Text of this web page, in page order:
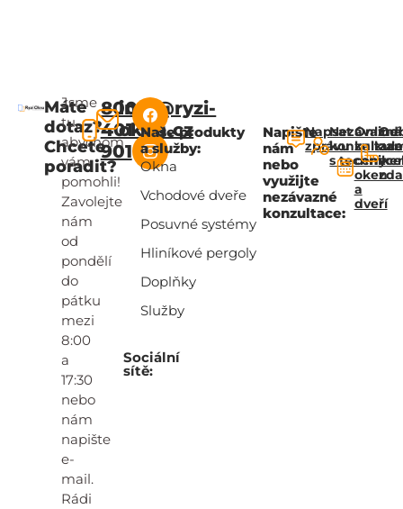
Máte
dotaz?
Chcete
poradit?
Jsme
tu,
abychom
vám
pomohli!
Zavolejte
nám
od
pondělí
do
pátku
mezi
8:00
a
17:30
nebo
nám
napište
e-
mail.
Rádi
800
401
901
info@ryzi-
okna.cz
Sociální
sítě:
Naše produkty
a služby:
Okna
Vchodové dveře
Posuvné systémy
Hliníkové pergoly
Doplňky
Služby
Napište
nám
nebo
využijte
nezávazné
konzultace:
Napsat
zprávu
Nezávazná
konzultace
s
Online
ceny
oken
a
dveří